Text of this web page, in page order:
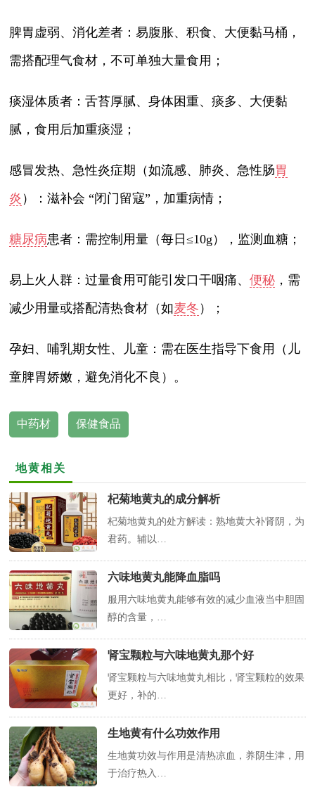
脾胃虚弱、消化差者：易腹胀、积食、大便黏马桶，
需搭配理气食材，不可单独大量食用；
痰湿体质者：舌苔厚腻、身体困重、痰多、大便黏
腻，食用后加重痰湿；
感冒发热、急性炎症期（如流感、肺炎、急性肠胃
炎 ）：滋补会 “闭门留寇”，加重病情；
糖尿病患者：需控制用量（每日≤10g），监测血糖；
易上火人群：过量食用可能引发口干咽痛、便秘 ，需
减少用量或搭配清热食材（如麦冬 ）；
孕妇、哺乳期女性、儿童：需在医生指导下食用（儿
童脾胃娇嫩，避免消化不良）。
中药材 保健食品
地黄相关
杞菊地黄丸的成分解析
杞菊地黄丸的处方解读：熟地黄大补肾阴，为
君药。辅以…
六味地黄丸能降血脂吗
服用六味地黄丸能够有效的减少血液当中胆固
醇的含量，…
肾宝颗粒与六味地黄丸那个好
肾宝颗粒与六味地黄丸相比，肾宝颗粒的效果
更好，补的…
生地黄有什么功效作用
生地黄功效与作用是清热凉血，养阴生津，用
于治疗热入…